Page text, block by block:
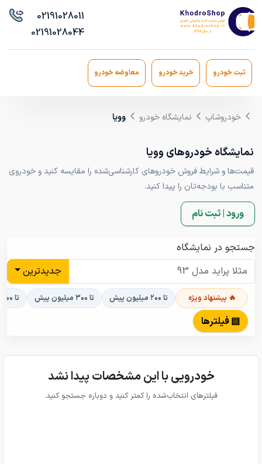
02191028011
02191028044
ثبت خودرو خرید خودرو معاوضه خودرو
خودروشاپ نمایشگاه خودرو وویا
نمایشگاه خودروهای وویا
قیمت‌ها و شرایط فروش خودروهای کارشناسی‌شده را مقایسه کنید و خودروی
متناسب با بودجه‌تان را پیدا کنید.
ورود | ثبت نام
جستجو در نمایشگاه
جدیدترین
🔥 پیشنهاد ویژه تا ۲۰۰ میلیون پیش تا ۳۰۰ میلیون پیش تا ۴۰۰ میلیون پیش
▤ فیلترها
خودرویی با این مشخصات پیدا نشد
فیلترهای انتخاب‌شده را کمتر کنید و دوباره جستجو کنید.